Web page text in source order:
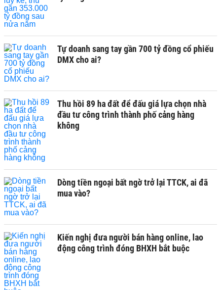
Tự doanh sang tay gần 700 tỷ đồng cổ phiếu
DMX cho ai?
Thu hồi 89 ha đất để đấu giá lựa chọn nhà
đầu tư công trình thành phố cảng hàng
không
Dòng tiền ngoại bất ngờ trở lại TTCK, ai đã
mua vào?
Kiến nghị đưa người bán hàng online, lao
động công trình đóng BHXH bắt buộc